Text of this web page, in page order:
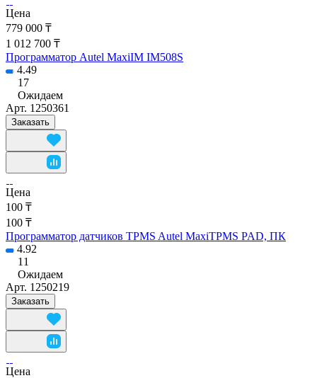
Цена
779 000 ₸
1 012 700 ₸
Программатор Autel MaxiIM IM508S
4.49
17
Ожидаем
Арт. 1250361
Заказать
Цена
100 ₸
100 ₸
Программатор датчиков TPMS Autel MaxiTPMS PAD, ПК
4.92
11
Ожидаем
Арт. 1250219
Заказать
Цена